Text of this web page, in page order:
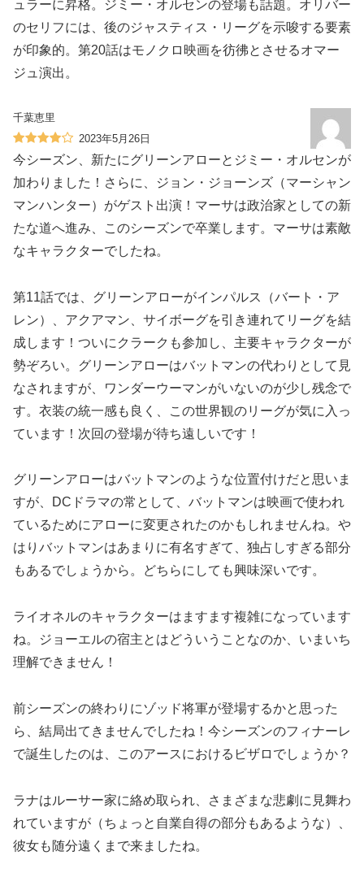
ュラーに昇格。ジミー・オルセンの登場も話題。オリバー
のセリフには、後のジャスティス・リーグを示唆する要素
が印象的。第20話はモノクロ映画を彷彿とさせるオマー
ジュ演出。
千葉恵里
2023年5月26日
今シーズン、新たにグリーンアローとジミー・オルセンが
加わりました！さらに、ジョン・ジョーンズ（マーシャン
マンハンター）がゲスト出演！マーサは政治家としての新
たな道へ進み、このシーズンで卒業します。マーサは素敵
なキャラクターでしたね。
第11話では、グリーンアローがインパルス（バート・ア
レン）、アクアマン、サイボーグを引き連れてリーグを結
成します！ついにクラークも参加し、主要キャラクターが
勢ぞろい。グリーンアローはバットマンの代わりとして見
なされますが、ワンダーウーマンがいないのが少し残念で
す。衣装の統一感も良く、この世界観のリーグが気に入っ
ています！次回の登場が待ち遠しいです！
グリーンアローはバットマンのような位置付けだと思いま
すが、DCドラマの常として、バットマンは映画で使われ
ているためにアローに変更されたのかもしれませんね。や
はりバットマンはあまりに有名すぎて、独占しすぎる部分
もあるでしょうから。どちらにしても興味深いです。
ライオネルのキャラクターはますます複雑になっています
ね。ジョーエルの宿主とはどういうことなのか、いまいち
理解できません！
前シーズンの終わりにゾッド将軍が登場するかと思った
ら、結局出てきませんでしたね！今シーズンのフィナーレ
で誕生したのは、このアースにおけるビザロでしょうか？
ラナはルーサー家に絡め取られ、さまざまな悲劇に見舞わ
れていますが（ちょっと自業自得の部分もあるような）、
彼女も随分遠くまで来ましたね。